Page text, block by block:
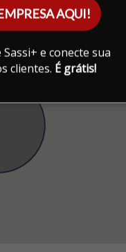
AQUI!
e conecte sua
clientes. É grátis!